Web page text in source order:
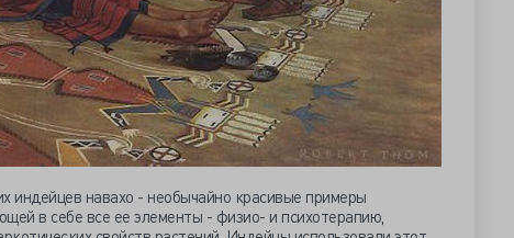
индейцев навахо - необычайно красивые примеры
в себе все ее элементы - физио- и психотерапию,